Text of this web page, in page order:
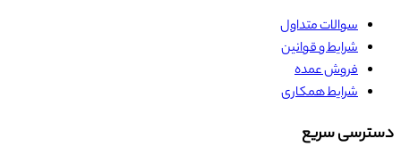
سوالات متداول
شرایط و قوانین
فروش عمده
شرایط همکاری
دسترسی سریع